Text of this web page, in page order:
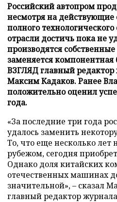
Российский автопром
несмотря на действующие
полного технологического
отрасли достичь пока не
производятся
заменяется компонентная
ВЗГЛЯД главный редактор
Максим Кадаков. Ранее
положительно оценил
года.
«За последние три года
удалось заменить
То, что еще несколько лет
рубежом, сегодня
Однако доля китайских
отечественных машинах
значительной», – сказал
главный редактор